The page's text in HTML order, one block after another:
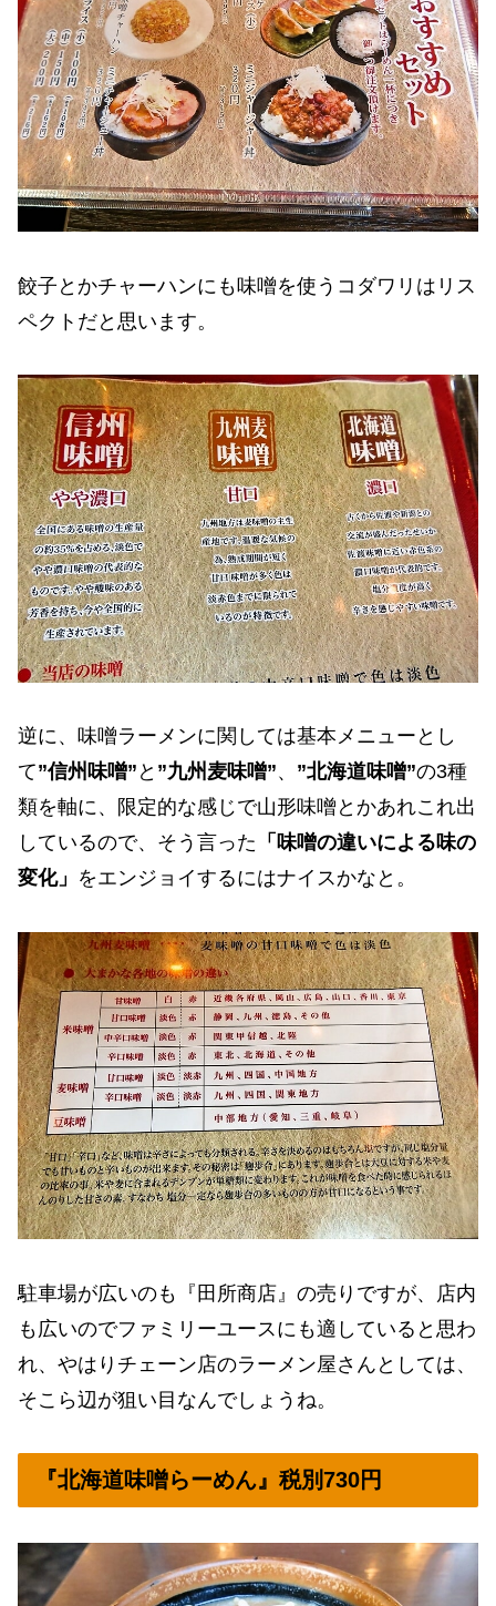
餃子とかチャーハンにも味噌を使うコダワリはリス
ペクトだと思います。
逆に、味噌ラーメンに関しては基本メニューとし
て”信州味噌” と ”九州麦味噌”、 ”北海道味噌”の3種
類を軸に、限定的な感じで山形味噌とかあれこれ出
しているので、そう言った 「味噌の違いによる味の
変化」 をエンジョイするにはナイスかなと。
駐車場が広いのも『田所商店』の売りですが、店内
も広いのでファミリーユースにも適していると思わ
れ、やはりチェーン店のラーメン屋さんとしては、
そこら辺が狙い目なんでしょうね。
『北海道味噌らーめん』税別730円